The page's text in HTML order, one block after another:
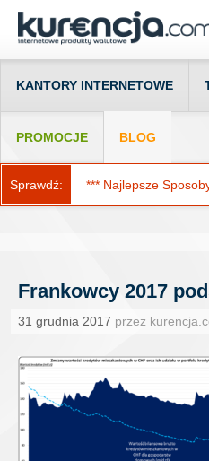
KANTORY INTERNETOWE
PROMOCJE BLOG
Sprawdź: *** Najlepsze
Frankowcy 2017
31 grudnia 2017 przez